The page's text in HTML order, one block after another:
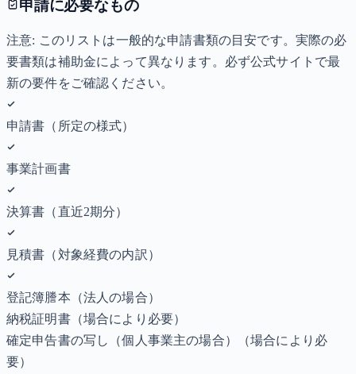
申請に必要なもの
注意: このリストは一般的な申請書類の目安です。実際の必
要書類は補助金によって異なります。必ず公式サイトで最
新の要件をご確認ください。
申請書（所定の様式）
事業計画書
決算書（直近2期分）
見積書（対象経費の内訳）
登記簿謄本（法人の場合）
納税証明書（場合により必要）
確定申告書の写し（個人事業主の場合）
（場合により必
要）